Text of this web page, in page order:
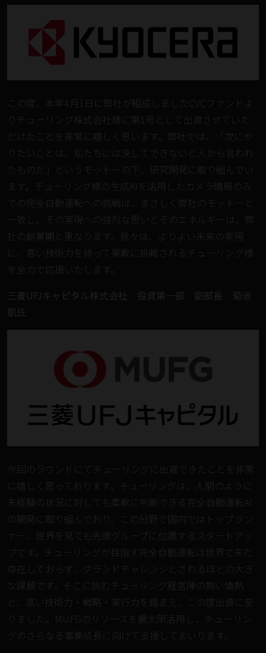
この度、本年4月1日に弊社が組成しましたCVCファンドよ
りチューリング株式会社様に第1号として出資させていた
だけたことを非常に嬉しく思います。弊社では、「次にや
りたいことは、私たちには決してできないと人から言われ
たものだ」というモットーの下、研究開発に取り組んでい
ます。チューリング様の生成AIを活用したカメラ情報のみ
での完全自動運転への挑戦は、まさしく弊社のモットーと
一致し、その実現への強烈な思いとそのエネルギーは、弊
社の創業期と重なります。我々は、よりよい未来の実現
に、高い技術力を持って果敢に挑戦されるチューリング様
を全力で応援いたします。
三菱UFJキャピタル株式会社 投資第一部 副部長 菊池
凱氏
今回のラウンドにてチューリングに出資できたことを非常
に嬉しく思っております。チューリングは、人間のように
未経験の状況に対しても柔軟に判断できる完全自動運転AI
の開発に取り組んでおり、この分野で国内ではトップラン
ナー、世界を見ても先頭グループに位置するスタートアッ
プです。チューリングが目指す完全自動運転は世界で未だ
存在しておらず、グランドチャレンジとされるほどの大き
な課題です。そこに挑むチューリング経営陣の熱い情熱
と、高い技術力・戦略・実行力を踏まえ、この度出資に至
りました。MUFGのリソースを最大限活用し、チューリン
グのさらなる事業成長に向けて支援してまいります。